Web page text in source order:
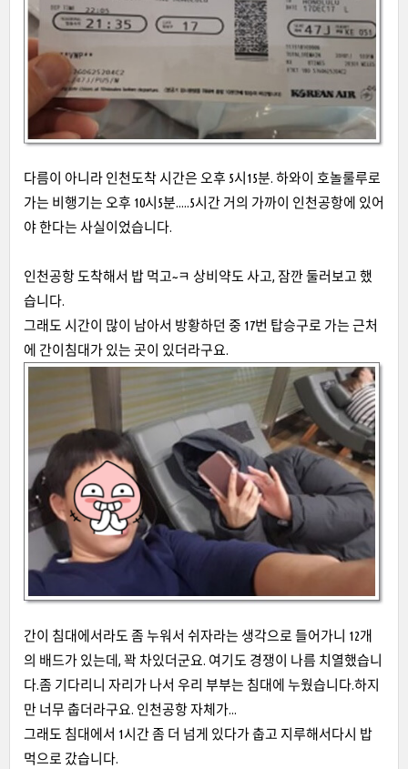
다름이 아니라 인천도착 시간은 오후 5시15분. 하와이 호놀룰루로
가는 비행기는 오후 10시5분.....5시간 거의 가까이 인천공항에 있어
야 한다는 사실이었습니다.
인천공항 도착해서 밥 먹고~ㅋ 상비약도 사고, 잠깐 둘러보고 했
습니다.
그래도 시간이 많이 남아서 방황하던 중 17번 탑승구로 가는 근처
에 간이침대가 있는 곳이 있더라구요.
간이 침대에서라도 좀 누워서 쉬자라는 생각으로 들어가니 12개
의 배드가 있는데, 꽉 차있더군요. 여기도 경쟁이 나름 치열했습니
다.좀 기다리니 자리가 나서 우리 부부는 침대에 누웠습니다.하지
만 너무 춥더라구요. 인천공항 자체가...
그래도 침대에서 1시간 좀 더 넘게 있다가 춥고 지루해서다시 밥
먹으로 갔습니다.